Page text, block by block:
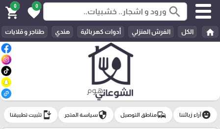
search
0
favorite
0
shopping_cart
home الكل الفرش المنزلي أدوات كهربائية هندي طناجر و قلايات
emoji_emotionsآراء زبائننا commuteمناطق التوصيل securityسياسة المتجر install_mobile تثبيت تطبيقنا